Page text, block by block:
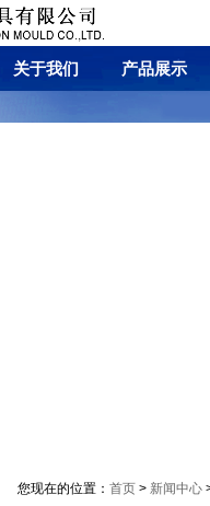
关于我们 产品展示
您现在的位置： 首页 > 新闻中心